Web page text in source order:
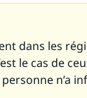
dans les
le cas de
n’a